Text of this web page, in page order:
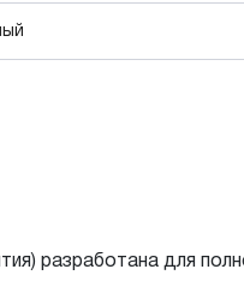
разработана для